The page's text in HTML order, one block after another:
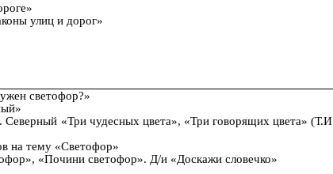
улиц и дорог»
светофор?»
Северный «Три чудесных цвета», «Три говорящих цвета» (Т.И
на тему «Светофор»
«Почини светофор». Д/и «Доскажи словечко»